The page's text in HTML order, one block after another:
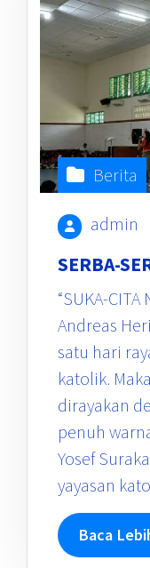
Berita
admin
SERBA-
“SUKA-CITA
Andreas
satu hari
katolik.
dirayakan
penuh
Yosef
yayasan
Baca